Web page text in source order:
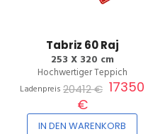
Tabriz 60 Raj
253 X 320 cm
Hochwertiger Teppich
Ladenpreis 20412 € 17350
€
IN DEN WARENKORB